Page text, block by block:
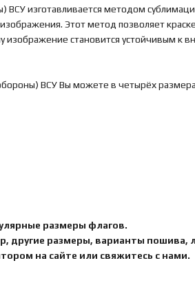
изготавливается методом
Этот метод позволяет
изображение становится устойчивым к
ВСУ Вы можете в четырёх
размеры флагов.
другие размеры, варианты пошива,
на сайте или свяжитесь с нами.